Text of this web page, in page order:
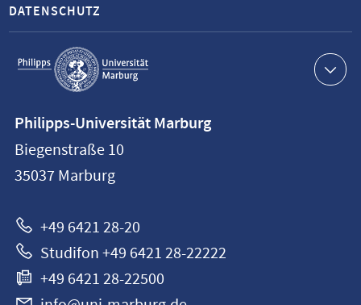
Service-
Navigation
DATENSCHUTZ
Philipps-
Universität
Marburg
Philipps-Universität Marburg
Biegenstraße 10
35037 Marburg
+49 6421 28-20
Studifon +49 6421 28-22222
+49 6421 28-22500